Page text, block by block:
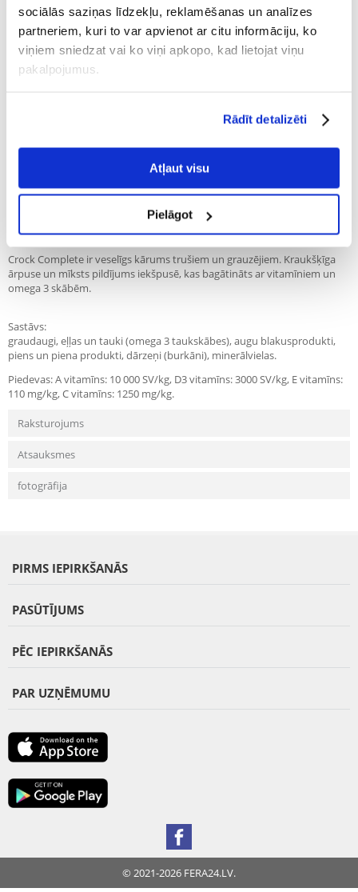
sociālās saziņas līdzekļu, reklamēšanas un analīzes
partneriem, kuri to var apvienot ar citu informāciju, ko
viņiem sniedzat vai ko viņi apkopo, kad lietojat viņu
pakalpojumus.
Rādīt detalizēti
Atļaut visu
Pielāgot
Recommend
100% KLIENTU IESAKA ŠO PRODUKTU
UZRAKSTĪT ATSAUKSMI
Crock Complete ir veselīgs kārums trušiem un grauzējiem. Kraukšķīga
ārpuse un mīksts pildījums iekšpusē, kas bagātināts ar vitamīniem un
omega 3 skābēm.
Sastāvs:
graudaugi, eļļas un tauki (omega 3 taukskābes), augu blakusprodukti,
piens un piena produkti, dārzeņi (burkāni), minerālvielas.
Piedevas: A vitamīns: 10 000 SV/kg, D3 vitamīns: 3000 SV/kg, E vitamīns:
110 mg/kg, C vitamīns: 1250 mg/kg.
Raksturojums
Atsauksmes
fotogrāfija
PIRMS IEPIRKŠANĀS
PASŪTĪJUMS
PĒC IEPIRKŠANĀS
PAR UZŅĒMUMU
© 2021-2026 FERA24.LV.